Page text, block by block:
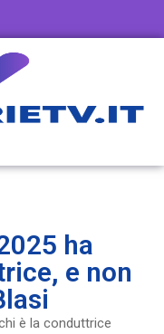
ha
e non
è la conduttrice